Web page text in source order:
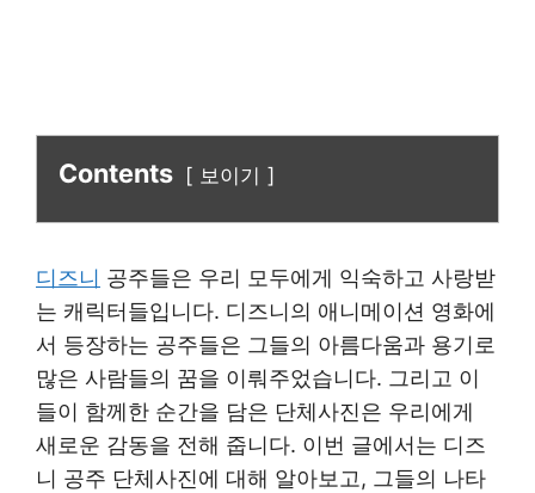
Contents 보이기
디즈니 공주들은 우리 모두에게 익숙하고 사랑받
는 캐릭터들입니다. 디즈니의 애니메이션 영화에
서 등장하는 공주들은 그들의 아름다움과 용기로
많은 사람들의 꿈을 이뤄주었습니다. 그리고 이
들이 함께한 순간을 담은 단체사진은 우리에게
새로운 감동을 전해 줍니다. 이번 글에서는 디즈
니 공주 단체사진에 대해 알아보고, 그들의 나타